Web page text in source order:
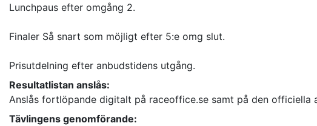
Lunchpaus efter omgång 2.
Finaler Så snart som möjligt efter 5:e omg slut.
Prisutdelning efter anbudstidens utgång.
Resultatlistan anslås:
Anslås fortlöpande digitalt på raceoffice.se samt på den officiella
Tävlingens genomförande: